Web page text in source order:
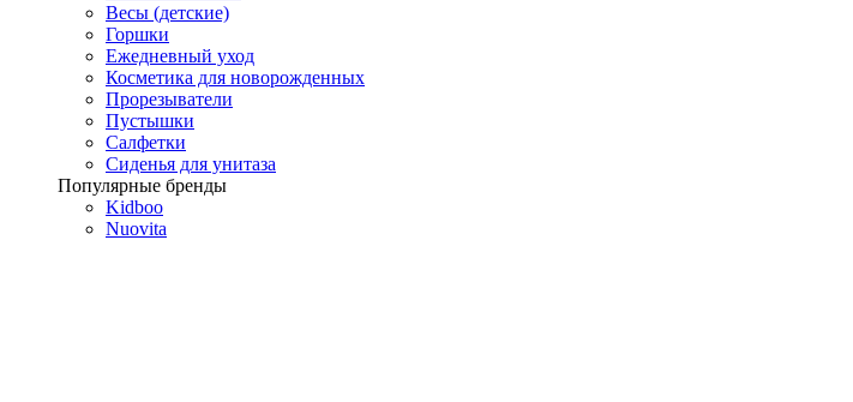
Весы (детские)
Горшки
Ежедневный уход
Косметика для новорожденных
Прорезыватели
Пустышки
Салфетки
Сиденья для унитаза
Популярные бренды
Kidboo
Nuovita